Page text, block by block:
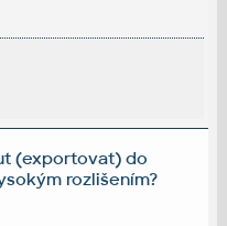
(exportovat) do
rozlišením?